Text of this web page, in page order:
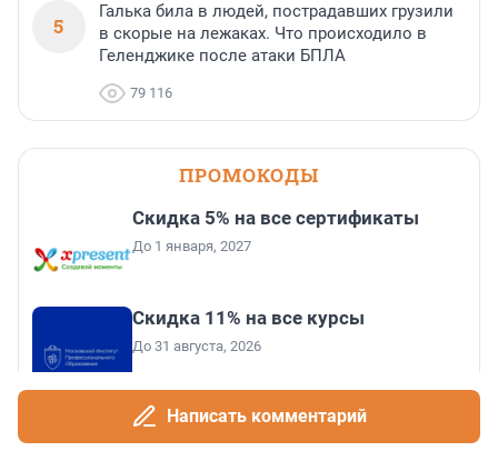
5
Галька била в людей, пострадавших грузили
в скорые на лежаках. Что происходило в
Геленджике после атаки БПЛА
79 116
ПРОМОКОДЫ
Скидка 5% на все сертификаты
До 1 января, 2027
Скидка 11% на все курсы
До 31 августа, 2026
Скидка 6 000 ₽ от 10 000 ₽, 10 000 ₽
от 15 000 ₽, 20 000 ₽ от 30 000 ₽ и
Написать комментарий